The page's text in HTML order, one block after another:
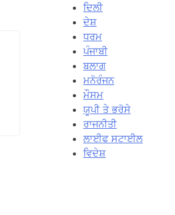
ਦਿਲੀ
ਦੇਸ਼
ਧਰਮ
ਪੰਜਾਬੀ
ਬਲਾਗ
ਮਨੋਰੰਜਨ
ਮੌਸਮ
ਯੂਪੀ ਤੇ ਭਰੋਸੇ
ਰਾਜਨੀਤੀ
ਲਾਈਫ ਸਟਾਈਲ
ਵਿਦੇਸ਼